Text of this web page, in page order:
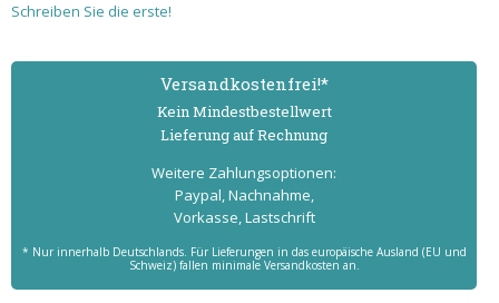
Schreiben Sie die erste!
Versand­kostenfrei!*
Kein Mindest­bestell­wert
Lieferung auf Rechnung
Weitere Zahlungs­optionen:
Paypal, Nachnahme,
Vorkasse, Lastschrift
* Nur innerhalb Deutschlands. Für Lieferungen in das europäische Ausland (EU und
Schweiz) fallen minimale Versandkosten an.